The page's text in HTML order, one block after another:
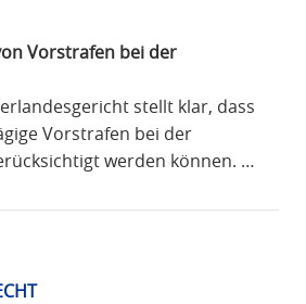
Vorstrafen bei der
stellt klar, dass
Vorstrafen bei der
werden können. …